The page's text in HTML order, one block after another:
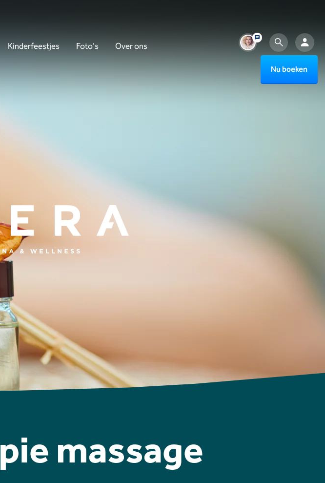
Kinderfeestjes Foto's
Over ons
Nu boeken
massage